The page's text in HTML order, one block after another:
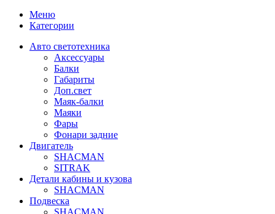
Меню
Категории
Авто светотехника
Аксессуары
Балки
Габариты
Доп.свет
Маяк-балки
Маяки
Фары
Фонари задние
Двигатель
SHACMAN
SITRAK
Детали кабины и кузова
SHACMAN
Подвеска
SHACMAN